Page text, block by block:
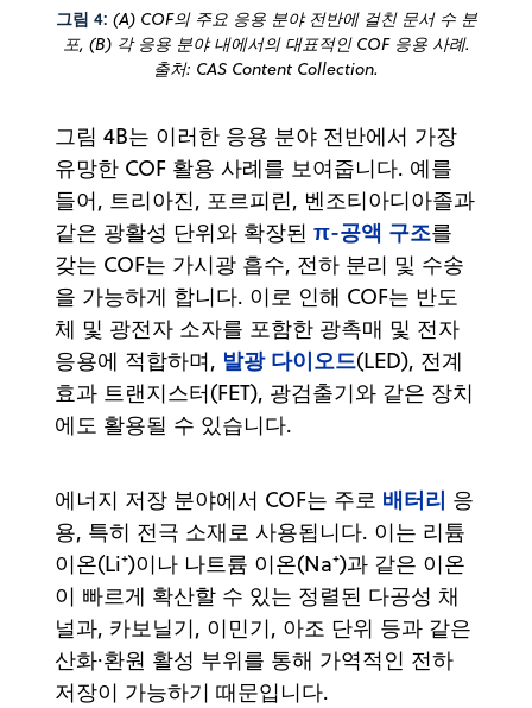
그림 4: (A) COF의 주요 응용 분야 전반에 걸친 문서 수 분
포, (B) 각 응용 분야 내에서의 대표적인 COF 응용 사례.
출처: CAS Content Collection.
그림 4B는 이러한 응용 분야 전반에서 가장
유망한 COF 활용 사례를 보여줍니다. 예를
들어, 트리아진, 포르피린, 벤조티아디아졸과
같은 광활성 단위와 확장된 π-공액 구조를
갖는 COF는 가시광 흡수, 전하 분리 및 수송
을 가능하게 합니다. 이로 인해 COF는 반도
체 및 광전자 소자를 포함한 광촉매 및 전자
응용에 적합하며, 발광 다이오드(LED), 전계
효과 트랜지스터(FET), 광검출기와 같은 장치
에도 활용될 수 있습니다.
에너지 저장 분야에서 COF는 주로 배터리 응
용, 특히 전극 소재로 사용됩니다. 이는 리튬
이온(Li⁺)이나 나트륨 이온(Na⁺)과 같은 이온
이 빠르게 확산할 수 있는 정렬된 다공성 채
널과, 카보닐기, 이민기, 아조 단위 등과 같은
산화·환원 활성 부위를 통해 가역적인 전하
저장이 가능하기 때문입니다.